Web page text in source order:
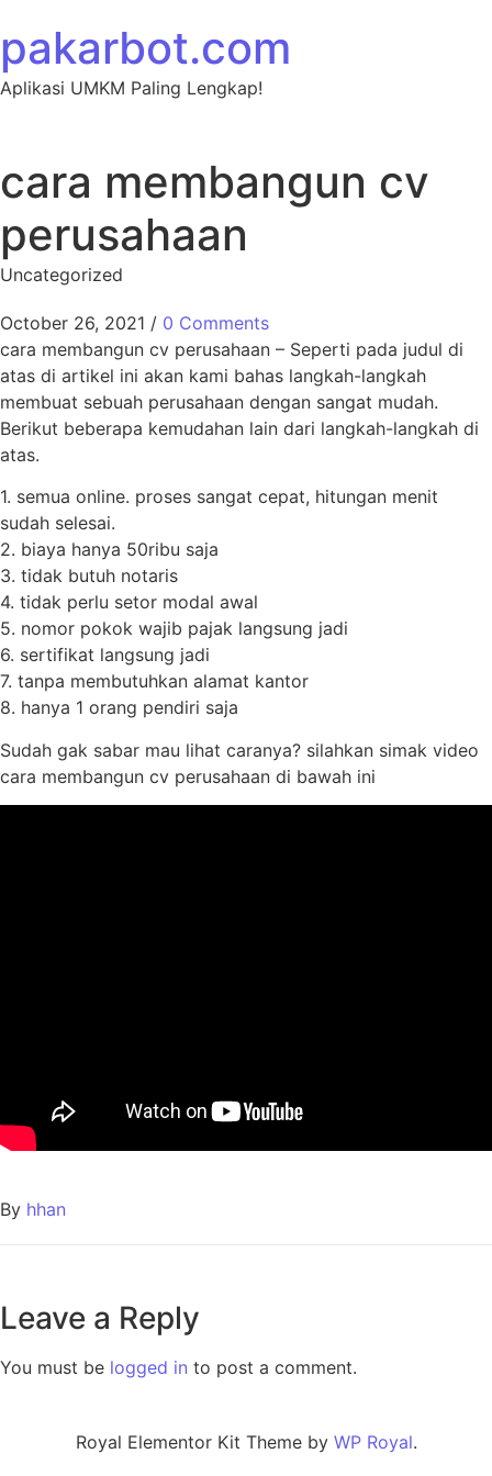
pakarbot.com
Aplikasi UMKM Paling Lengkap!
cara membangun cv
perusahaan
Uncategorized
October 26, 2021 / 0 Comments
cara membangun cv perusahaan – Seperti pada judul di
atas di artikel ini akan kami bahas langkah-langkah
membuat sebuah perusahaan dengan sangat mudah.
Berikut beberapa kemudahan lain dari langkah-langkah di
atas.
1. semua online. proses sangat cepat, hitungan menit
sudah selesai.
2. biaya hanya 50ribu saja
3. tidak butuh notaris
4. tidak perlu setor modal awal
5. nomor pokok wajib pajak langsung jadi
6. sertifikat langsung jadi
7. tanpa membutuhkan alamat kantor
8. hanya 1 orang pendiri saja
Sudah gak sabar mau lihat caranya? silahkan simak video
cara membangun cv perusahaan di bawah ini
By hhan
Leave a Reply
You must be logged in to post a comment.
Royal Elementor Kit Theme by WP Royal.